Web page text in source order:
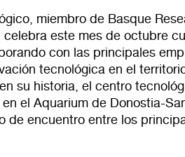
miembro de Basque
celebra este mes de octubre
con las principales
tecnológica en el
su historia, el centro
el Aquarium de Donostia-
de encuentro entre los